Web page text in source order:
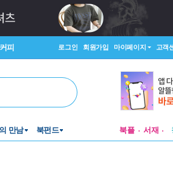
커피 로그인 회원가입 마이페이지 고객
만남 북펀드 북플 서재